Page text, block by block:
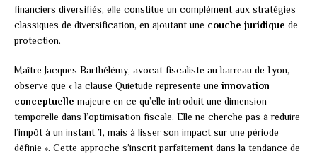
financiers diversifiés, elle constitue un complément aux stratégies
classiques de diversification, en ajoutant une couche juridique de
protection.
Maître Jacques Barthélémy, avocat fiscaliste au barreau de Lyon,
observe que « la clause Quiétude représente une innovation
conceptuelle majeure en ce qu’elle introduit une dimension
temporelle dans l’optimisation fiscale. Elle ne cherche pas à réduire
l’impôt à un instant T, mais à lisser son impact sur une période
définie ». Cette approche s’inscrit parfaitement dans la tendance de